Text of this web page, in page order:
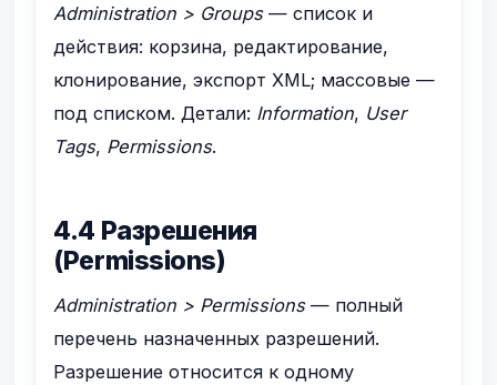
Administration > Groups— список и
действия: корзина, редактирование,
клонирование, экспорт XML; массовые —
под списком. Детали: Information, User
Tags, Permissions.
4.4 Разрешения
(Permissions)
Administration > Permissions— полный
перечень назначенных разрешений.
Разрешение относится к одному